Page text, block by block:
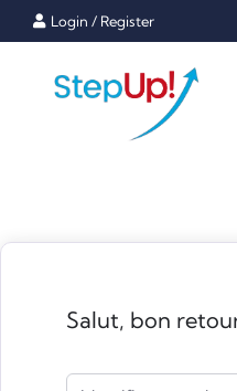
Login / Register
Salut, bon